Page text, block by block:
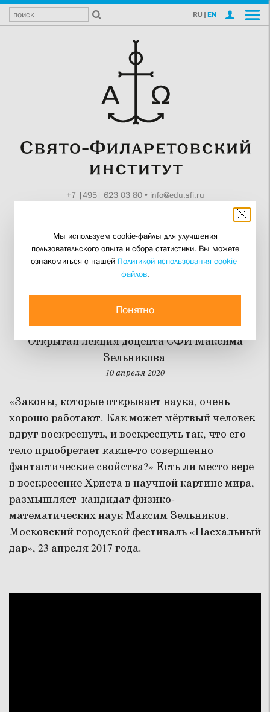
RU | EN
+7 |495| 623 03 80• info@edu.sfi.ru
Научный взгляд на
Воскресение Христа
Открытая лекция доцента СФИ Максима
Зельникова
10 апреля 2020
«Законы, которые открывает наука, очень
хорошо работают. Как может мёртвый человек
вдруг воскреснуть, и воскреснуть так, что его
тело приобретает какие-то совершенно
фантастические свойства?» Есть ли место вере
в воскресение Христа в научной картине мира,
размышляет кандидат физико-
математических наук Максим Зельников.
Московский городской фестиваль «Пасхальный
дар», 23 апреля 2017 года.
Мы используем cookie-файлы для улучшения
пользовательского опыта и сбора статистики. Вы можете
ознакомиться с нашей Политикой использования cookie-
файлов.
Понятно